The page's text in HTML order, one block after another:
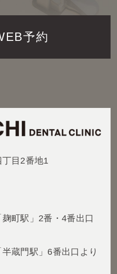
予約
目2番地1
町駅」2番・4番出口
蔵門駅」6番出口より